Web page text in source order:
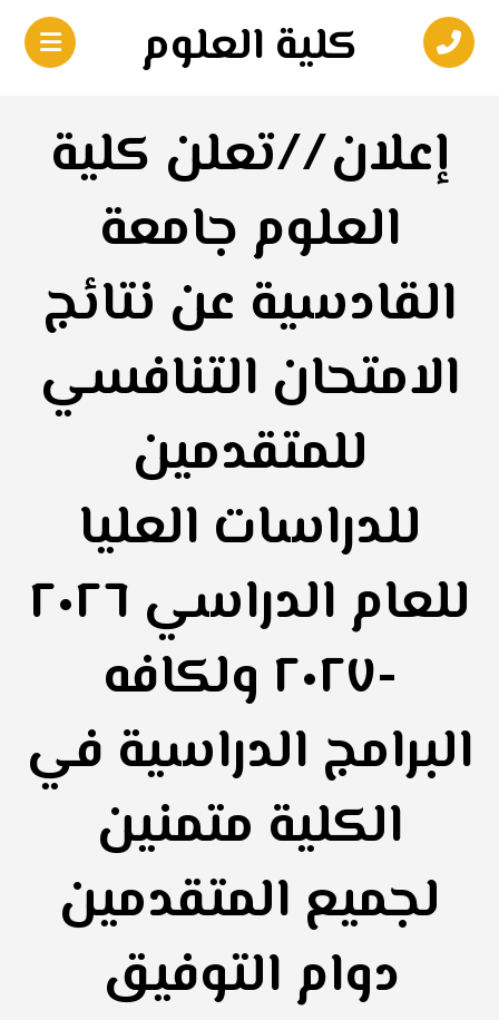
كلية العلوم
‏إعلان //‏تعلن كلية
العلوم جامعة
القادسية عن نتائج
الامتحان التنافسي
للمتقدمين
للدراسات العليا
للعام الدراسي ٢٠٢٦
-٢٠٢٧ ولكافه
البرامج الدراسية في
الكلية ‏متمنين
لجميع المتقدمين
دوام التوفيق